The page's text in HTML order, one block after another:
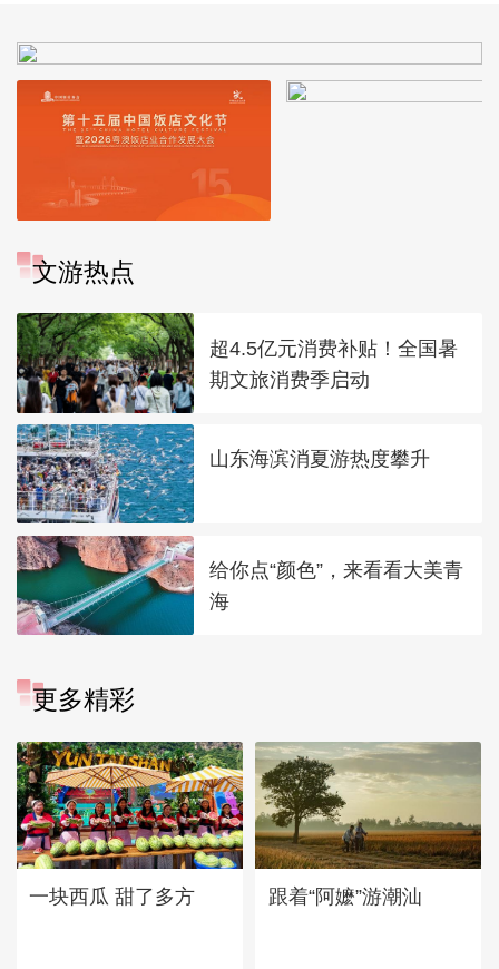
文游热点
超4.5亿元消费补贴！全国暑
期文旅消费季启动
山东海滨消夏游热度攀升
给你点“颜色”，来看看大美青
海
更多精彩
一块西瓜 甜了多方 跟着“阿嬷”游潮汕